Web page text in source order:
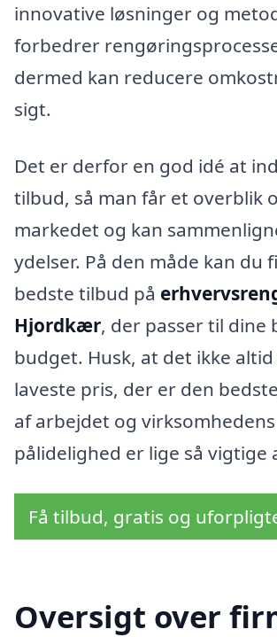
innovative løsninger og
forbedrer
dermed kan reducere
sigt.
Det er derfor en god idé at
tilbud, så man får et overblik
markedet og kan
ydelser. På den måde kan du
bedste tilbud på
Hjordkær, der passer til dine
budget. Husk, at det ikke
laveste pris, der er den
af arbejdet og virksomhedens
pålidelighed er lige så vigtige
Få tilbud, gratis og
Oversigt over